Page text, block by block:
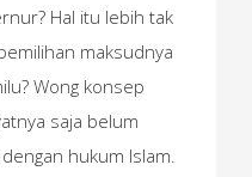
Hal itu lebih tak
maksudnya
Wong konsep
saja belum
hukum Islam.